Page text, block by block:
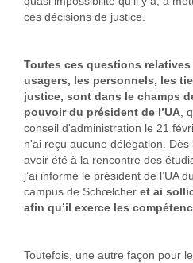
ces décisions de justice.
Toutes ces questions
usagers, les personnels, les
justice, sont dans le champs
pouvoir du président de l’UA ,
conseil d'administration le 21
n'ai reçu aucune délégation.
avoir été à la rencontre des
j’ai informé le président de l’UA
campus de Schœlcher et ai
afin qu’il exerce les
Toutefois, une autre façon pour le